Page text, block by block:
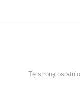
Tę stronę